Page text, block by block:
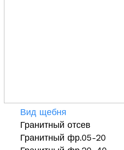
Вид щебня
Гранитный отсев
Гранитный фр.05-20